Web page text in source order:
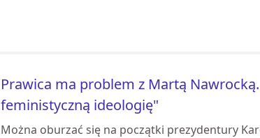
Prawica ma problem z Martą
feministyczną ideologię"
Można oburzać się na początki prezydentury